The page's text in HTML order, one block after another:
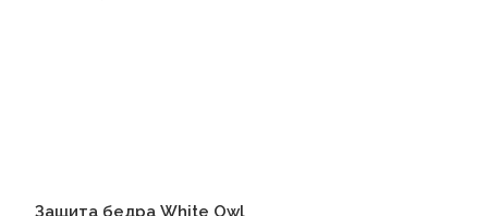
В корзину
Защита бедра White Owl